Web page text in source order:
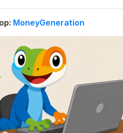
MoneyGeneration